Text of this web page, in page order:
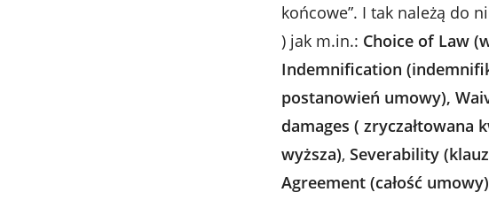
końcowe”. I tak należą do
) jak m.in.: Choice of Law
Indemnification
postanowień umowy),
damages ( zryczałtowana
wyższa), Severability
Agreement (całość umowy)